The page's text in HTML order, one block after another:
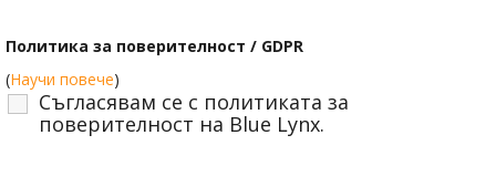
Политика за поверителност / GDPR
Съгласявам се с политиката за
поверителност на Blue Lynx.
(Научи повече)